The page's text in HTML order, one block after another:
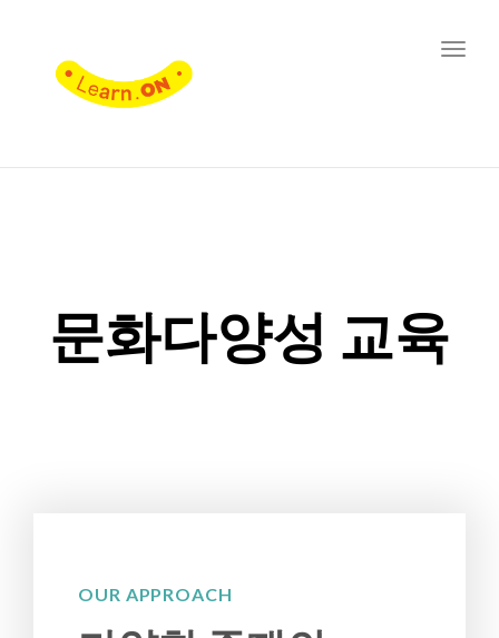
문화다양성 교육
OUR APPROACH